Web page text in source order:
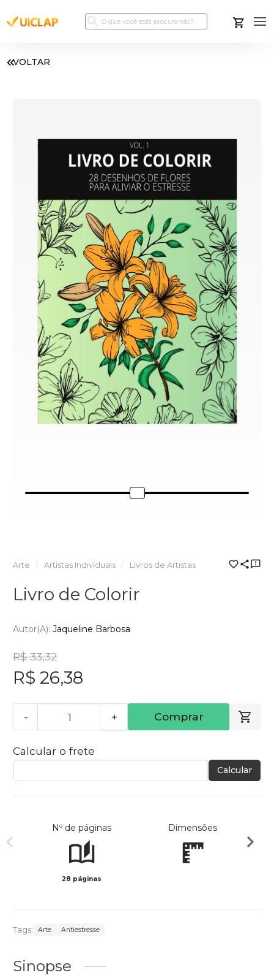
VOLTAR
Arte Artistas Individuais Livros de Artistas
Livro de Colorir
Autor(a): Jaqueline Barbosa
R$ 33,32
R$ 26,38
- + Comprar
Calcular o frete
Calcular
Nº de páginas
28 páginas
Dimensões
Tags: Arte Antiestresse
Sinopse